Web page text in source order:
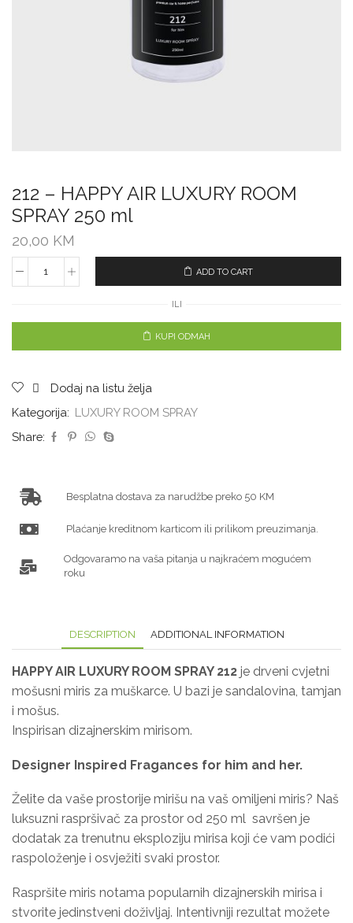
212 – HAPPY AIR LUXURY ROOM
SPRAY 250 ml
20,00 KM
ADD TO CART
ILI
KUPI ODMAH
Dodaj na listu želja
Kategorija: LUXURY ROOM SPRAY
Share:
Besplatna dostava za narudžbe preko 50 KM
Plaćanje kreditnom karticom ili prilikom preuzimanja.
Odgovaramo na vaša pitanja u najkraćem mogućem
roku
DESCRIPTION ADDITIONAL INFORMATION
HAPPY AIR LUXURY ROOM SPRAY 212 je drveni cvjetni
mošusni miris za muškarce. U bazi je sandalovina, tamjan
i mošus.
Inspirisan dizajnerskim mirisom.
Designer Inspired Fragances for him and her.
Želite da vaše prostorije mirišu na vaš omiljeni miris? Naš
luksuzni raspršivač za prostor od 250 ml savršen je
dodatak za trenutnu eksploziju mirisa koji će vam podići
raspoloženje i osvježiti svaki prostor.
Raspršite miris notama popularnih dizajnerskih mirisa i
stvorite jedinstveni doživljaj. Intentivniji rezultat možete